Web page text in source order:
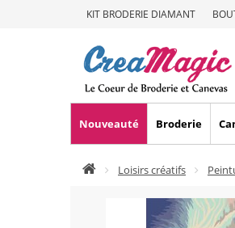
KIT BRODERIE DIAMANT
Nouveauté Broderie
Loisirs créatifs